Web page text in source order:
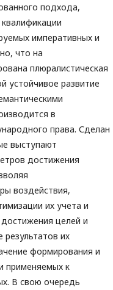
подхода,
императивных и
что на
плюралистическая
устойчивое развитие
в
права. Сделан
выступают
достижения
воздействия,
их учета и
целей и
их
формирования и
применяемых к
В свою очередь